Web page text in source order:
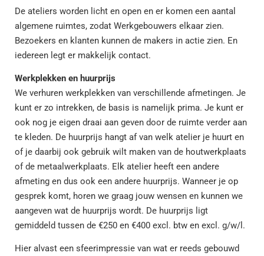
De ateliers worden licht en open en er komen een aantal
algemene ruimtes, zodat Werkgebouwers elkaar zien.
Bezoekers en klanten kunnen de makers in actie zien. En
iedereen legt er makkelijk contact.
Werkplekken en huurprijs
We verhuren werkplekken van verschillende afmetingen. Je
kunt er zo intrekken, de basis is namelijk prima. Je kunt er
ook nog je eigen draai aan geven door de ruimte verder aan
te kleden. De huurprijs hangt af van welk atelier je huurt en
of je daarbij ook gebruik wilt maken van de houtwerkplaats
of de metaalwerkplaats. Elk atelier heeft een andere
afmeting en dus ook een andere huurprijs. Wanneer je op
gesprek komt, horen we graag jouw wensen en kunnen we
aangeven wat de huurprijs wordt. De huurprijs ligt
gemiddeld tussen de €250 en €400 excl. btw en excl. g/w/l.
Hier alvast een sfeerimpressie van wat er reeds gebouwd